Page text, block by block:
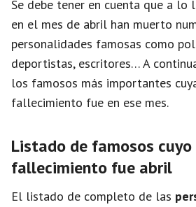
Se debe tener en cuenta que a
en el mes de abril han muerto
personalidades famosas como
deportistas, escritores… A
los famosos más importantes
fallecimiento fue en ese mes.
Listado de famosos cuyo
fallecimiento fue abril
El listado de completo de las